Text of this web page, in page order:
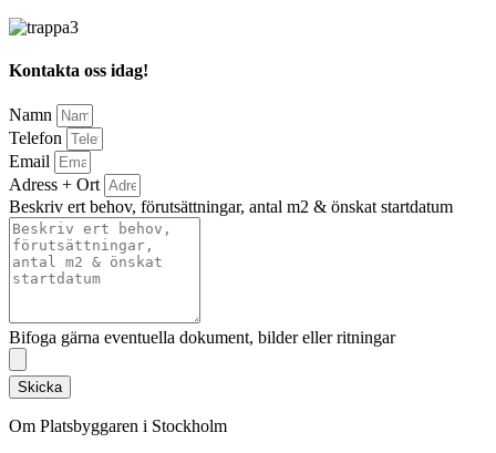
Kontakta oss idag!
Namn
Telefon
Email
Adress + Ort
Beskriv ert behov, förutsättningar, antal m2 & önskat startdatum
Bifoga gärna eventuella dokument, bilder eller ritningar
Skicka
Om Platsbyggaren i Stockholm